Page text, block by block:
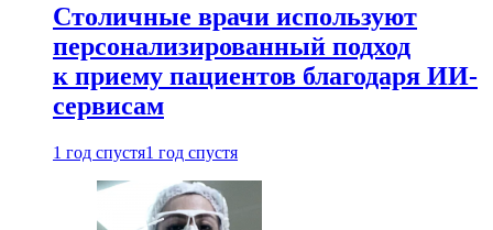
Столичные врачи используют
персонализированный подход
к приему пациентов благодаря ИИ-
сервисам
1 год спустя1 год спустя